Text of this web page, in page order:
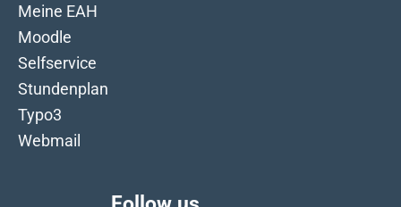
Meine EAH
Moodle
Selfservice
Stundenplan
Typo3
Webmail